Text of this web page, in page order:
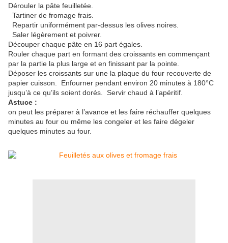
Dérouler la pâte feuilletée.
Tartiner de fromage frais.
Repartir uniformément par-dessus les olives noires.
Saler légèrement et poivrer.
Découper chaque pâte en 16 part égales.
Rouler chaque part en formant des croissants en commençant
par la partie la plus large et en finissant par la pointe.
Déposer les croissants sur une la plaque du four recouverte de
papier cuisson. Enfourner pendant environ 20 minutes à 180°C
jusqu’à ce qu’ils soient dorés. Servir chaud à l’apéritif.
Astuce :
on peut les préparer à l’avance et les faire réchauffer quelques
minutes au four ou même les congeler et les faire dégeler
quelques minutes au four.